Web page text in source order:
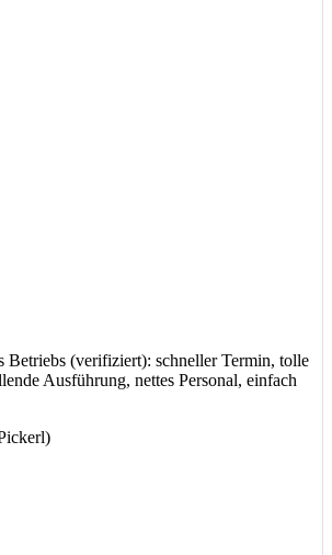
Betriebs (verifiziert): schneller Termin, tolle
Ausführung, nettes Personal, einfach